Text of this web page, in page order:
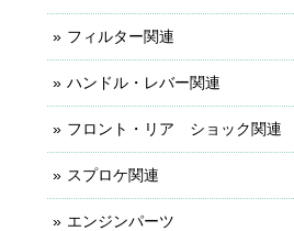
フィルター関連
ハンドル・レバー関連
フロント・リア ショック関連
スプロケ関連
エンジンパーツ